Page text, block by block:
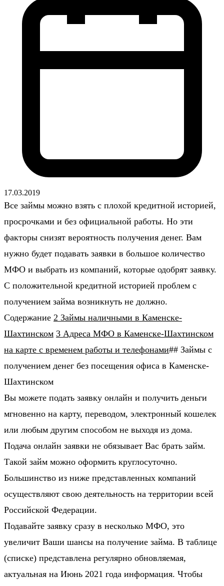
17.03.2019
Все займы можно взять с плохой кредитной историей,
просрочками и без официальной работы. Но эти
факторы снизят вероятность получения денег. Вам
нужно будет подавать заявки в большое количество
МФО и выбрать из компаний, которые одобрят заявку.
С положительной кредитной историей проблем с
получением займа возникнуть не должно.
Содержание 2 Займы наличными в Каменске-
Шахтинском 3 Адреса МФО в Каменске-Шахтинском
на карте с временем работы и телефонами## Займы с
получением денег без посещения офиса в Каменске-
Шахтинском
Вы можете подать заявку онлайн и получить деньги
мгновенно на карту, переводом, электронный кошелек
или любым другим способом не выходя из дома.
Подача онлайн заявки не обязывает Вас брать займ.
Такой займ можно оформить круглосуточно.
Большинство из ниже представленных компаний
осуществляют свою деятельность на территории всей
Российской Федерации.
Подавайте заявку сразу в несколько МФО, это
увеличит Ваши шансы на получение займа. В таблице
(списке) представлена регулярно обновляемая,
актуальная на Июнь 2021 года информация. Чтобы